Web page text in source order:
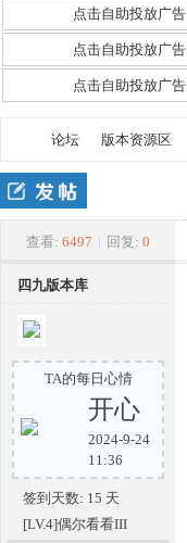
点击自助投放广告
点击自助投放广告
点击自助投放广告
九
»
论坛 版本资源区
查看: 6497 | 回复: 0
四九版本库
TA的每日心情
开心
2024-9-24
11:36
签到天数: 15 天
[LV.4]偶尔看看III